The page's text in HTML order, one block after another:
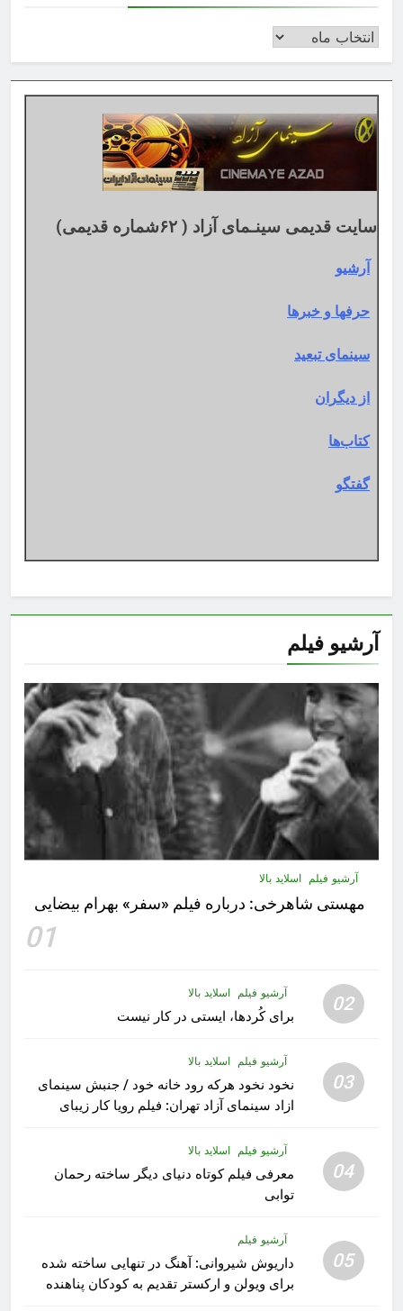
بایگانی
اساس
تقویم
میلادی
سایت قدیمی سینـمای آزاد ( ۶۲شماره قدیمی)
آرشیو
حرفها و خبرها
سینمای تبعید
از دیگران
کتاب‌ها
گفتگو
آرشیو فیلم
آرشیو فیلم اسلاید بالا
مهستى شاهرخى:‌ درباره فيلم «سفر» بهرام بیضایی
01
02 آرشیو فیلم اسلاید بالا
برای کُردها، ایستی در کار نیست
03
آرشیو فیلم اسلاید بالا
نخود نخود هرکه رود خانه خود / جنبش سینمای
ازاد سینمای آزاد تهران: فیلم رویا کار زیبای
04
آرشیو فیلم اسلاید بالا
معرفی فیلم کوتاه دنیای دیگر ساخته رحمان
توابی
05
آرشیو فیلم
داریوش شیروانی: آهنگ در تنهایی ساخته شده
برای ویولن و ارکستر تقدیم به کودکان پناهنده